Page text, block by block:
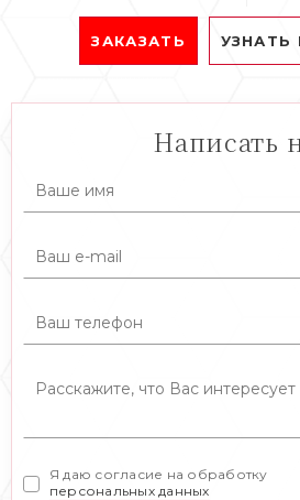
ЗАКАЗАТЬ УЗНАТЬ
Написать
Я даю согласие на обработку
персональных данных